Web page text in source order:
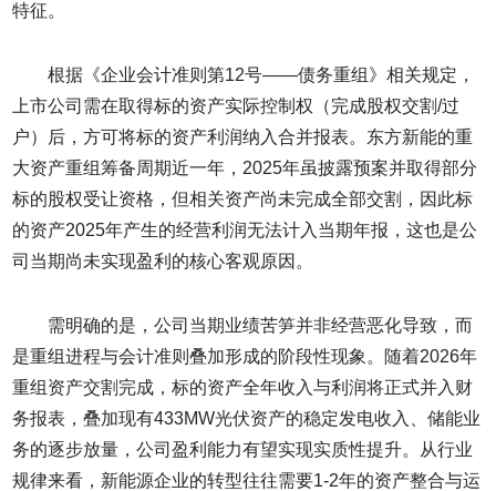
特征。
根据《企业会计准则第12号——债务重组》相关规定，
上市公司需在取得标的资产实际控制权（完成股权交割/过
户）后，方可将标的资产利润纳入合并报表。东方新能的重
大资产重组筹备周期近一年，2025年虽披露预案并取得部分
标的股权受让资格，但相关资产尚未完成全部交割，因此标
的资产2025年产生的经营利润无法计入当期年报，这也是公
司当期尚未实现盈利的核心客观原因。
需明确的是，公司当期业绩苦笋并非经营恶化导致，而
是重组进程与会计准则叠加形成的阶段性现象。随着2026年
重组资产交割完成，标的资产全年收入与利润将正式并入财
务报表，叠加现有433MW光伏资产的稳定发电收入、储能业
务的逐步放量，公司盈利能力有望实现实质性提升。从行业
规律来看，新能源企业的转型往往需要1-2年的资产整合与运